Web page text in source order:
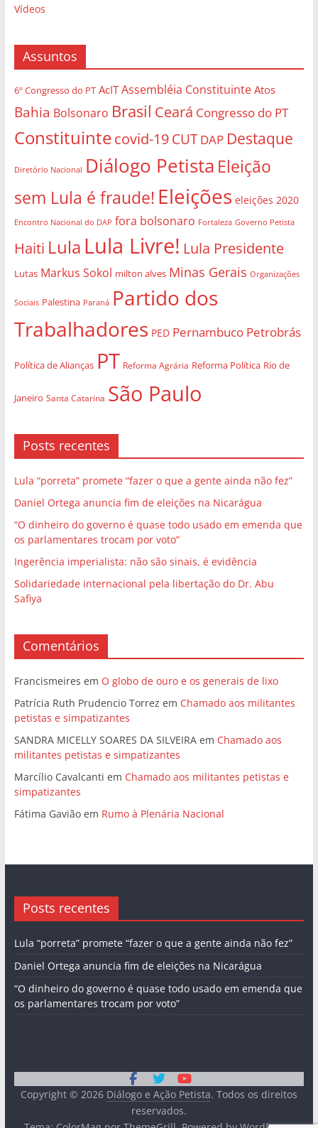
Vídeos
Assuntos
6º Congresso do PT AcIT Assembléia Constituinte Atos
Bahia Bolsonaro Brasil Ceará Congresso do PT
Constituintecovid-19CUT DAP Destaque
Diretório Nacional Diálogo Petista Eleição
sem Lula é fraude! Eleições eleições 2020
Encontro Nacional do DAP fora bolsonaro Fortaleza Governo Petista
Haiti Lula Lula Livre! Lula Presidente
Lutas Markus Sokol milton alves Minas Gerais Organizações
Sociais Palestina Paraná Partido dos
Trabalhadores PED Pernambuco Petrobrás
Política de Alianças PT Reforma Agrária Reforma Política Rio de
Janeiro Santa Catarina São Paulo
Posts recentes
Lula “porreta” promete “fazer o que a gente ainda não fez”
Daniel Ortega anuncia fim de eleições na Nicarágua
“O dinheiro do governo é quase todo usado em emenda que
os parlamentares trocam por voto”
Ingerência imperialista: não são sinais, é evidência
Solidariedade internacional pela libertação do Dr. Abu
Safiya
Comentários
Francismeires em O globo de ouro e os generais de lixo
Patrícia Ruth Prudencio Torrez em Chamado aos militantes
petistas e simpatizantes
SANDRA MICELLY SOARES DA SILVEIRAem Chamado aos
militantes petistas e simpatizantes
Marcílio Cavalcanti em Chamado aos militantes petistas e
simpatizantes
Fátima Gaviãoem Rumo à Plenária Nacional
Posts recentes
Lula “porreta” promete “fazer o que a gente ainda não fez”
Daniel Ortega anuncia fim de eleições na Nicarágua
“O dinheiro do governo é quase todo usado em emenda que
os parlamentares trocam por voto”
Copyright © 2026 Diálogo e Ação Petista. Todos os direitos
reservados.